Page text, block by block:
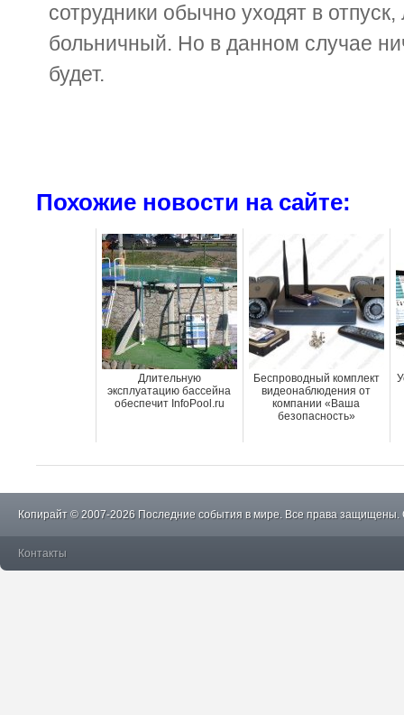
сотрудники обычно уходят в
больничный. Но в данном случае
будет.
Похожие новости на сайте:
Длительную
эксплуатацию бассейна
обеспечит InfoPool.ru
Беспроводный комплект
видеонаблюдения от
компании «Ваша
безопасность»
Копирайт © 2007-2026 Последние события в мире. Все права защищены.
Контакты